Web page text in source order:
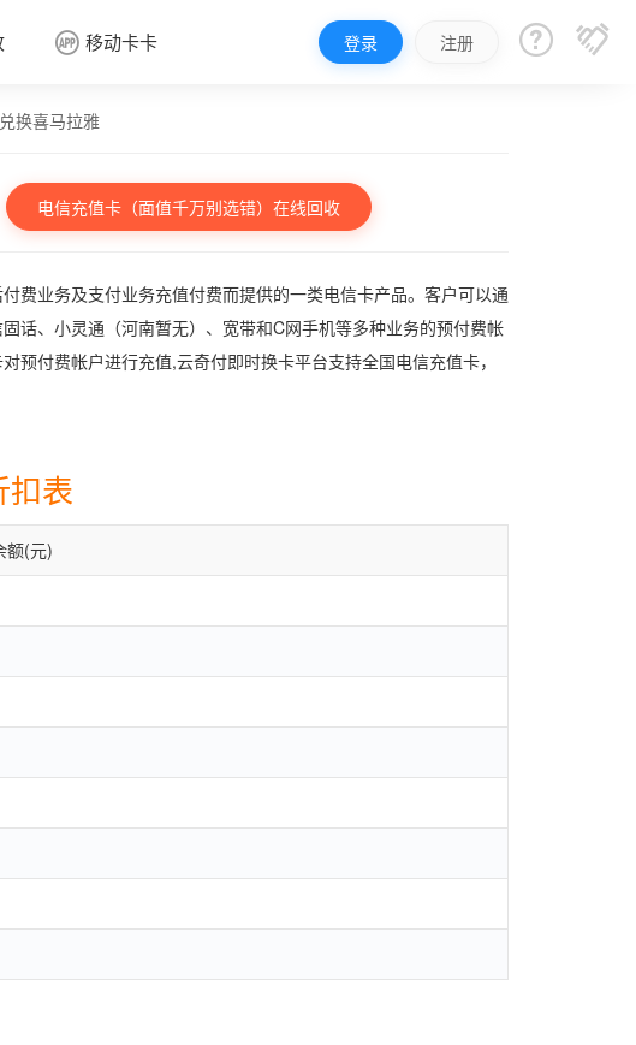
 移动卡卡 登录 注册  
换喜马拉雅
电信充值卡（面值千万别选错）在线回收
费业务及支付业务充值付费而提供的一类电信卡产品。客户可以通
话、小灵通（河南暂无）、宽带和C网手机等多种业务的预付费帐
预付费帐户进行充值,云奇付即时换卡平台支持全国电信充值卡，
扣表
额(元)